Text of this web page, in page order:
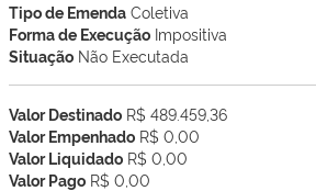
Tipo de Emenda Coletiva
Forma de Execução Impositiva
Situação Não Executada
Valor Destinado R$ 489.459,36
Valor Empenhado R$ 0,00
Valor Liquidado R$ 0,00
Valor Pago R$ 0,00